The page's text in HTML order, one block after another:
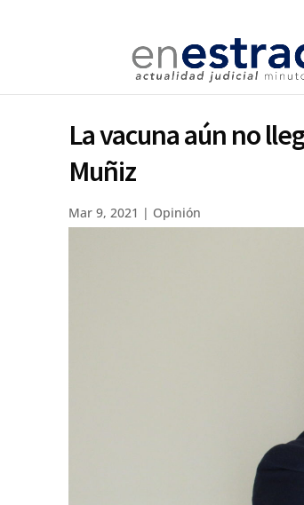
La vacuna aún no
Muñiz
Mar 9, 2021 | Opinión